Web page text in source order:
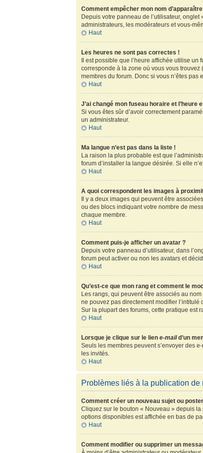
Comment empêcher mon nom
Depuis votre panneau de l’utilisateur,
administrateurs, les modérateurs et vous-
Haut
Les heures ne sont pas correctes !
Il est possible que l’heure affichée utilise
corresponde à la zone où vous vous trouvez
membres du forum. Donc si vous n’êtes pas
Haut
J’ai changé mon fuseau horaire et l’heure
Si vous êtes sûr d’avoir correctement
un administrateur.
Haut
Ma langue n’est pas dans la liste !
La raison la plus probable est que
forum d’installer la langue désirée. Si elle
Haut
A quoi correspondent les images à
Il y a deux images qui peuvent être
ou des blocs indiquant votre nombre de
chaque membre.
Haut
Comment puis-je afficher un avatar ?
Depuis votre panneau d’utilisateur, dans
forum peut activer ou non les avatars et
Haut
Qu’est-ce que mon rang et comment le
Les rangs, qui peuvent être associés au
ne pouvez pas directement modifier
Sur la plupart des forums, cette pratique est
Haut
Lorsque je clique sur le liene-maild’un
Seuls les membres peuvent s’envoyer des
les invités.
Haut
Problèmes liés à la publication de
Comment créer un nouveau sujet ou
Cliquez sur le bouton « Nouveau » depuis la
options disponibles est affichée en bas de
Haut
Comment modifier ou supprimer un